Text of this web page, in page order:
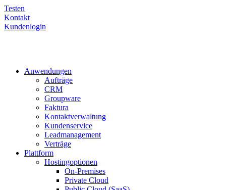
Testen
Kontakt
Kundenlogin
Anwendungen
Aufträge
CRM
Groupware
Faktura
Kontaktverwaltung
Kundenservice
Leadmanagement
Verträge
Plattform
Hostingoptionen
On-Premises
Private Cloud